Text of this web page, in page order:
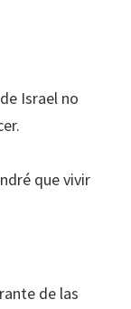
Israel no
que vivir
de las